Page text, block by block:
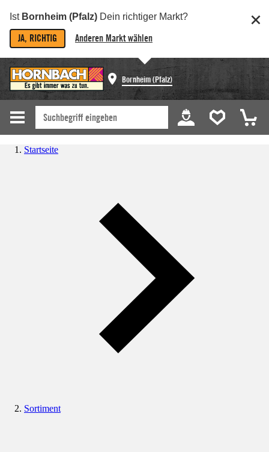
Ist Bornheim (Pfalz) Dein richtiger Markt?
JA, RICHTIG Anderen Markt wählen
Bornheim (Pfalz)
Startseite
Sortiment